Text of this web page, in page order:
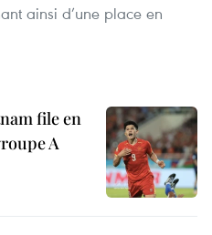
ainsi d’une place en
file en
A